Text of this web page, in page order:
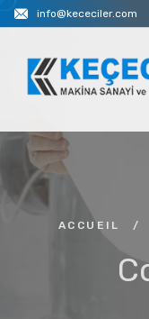
info@kececiler.com
ACCUEIL /